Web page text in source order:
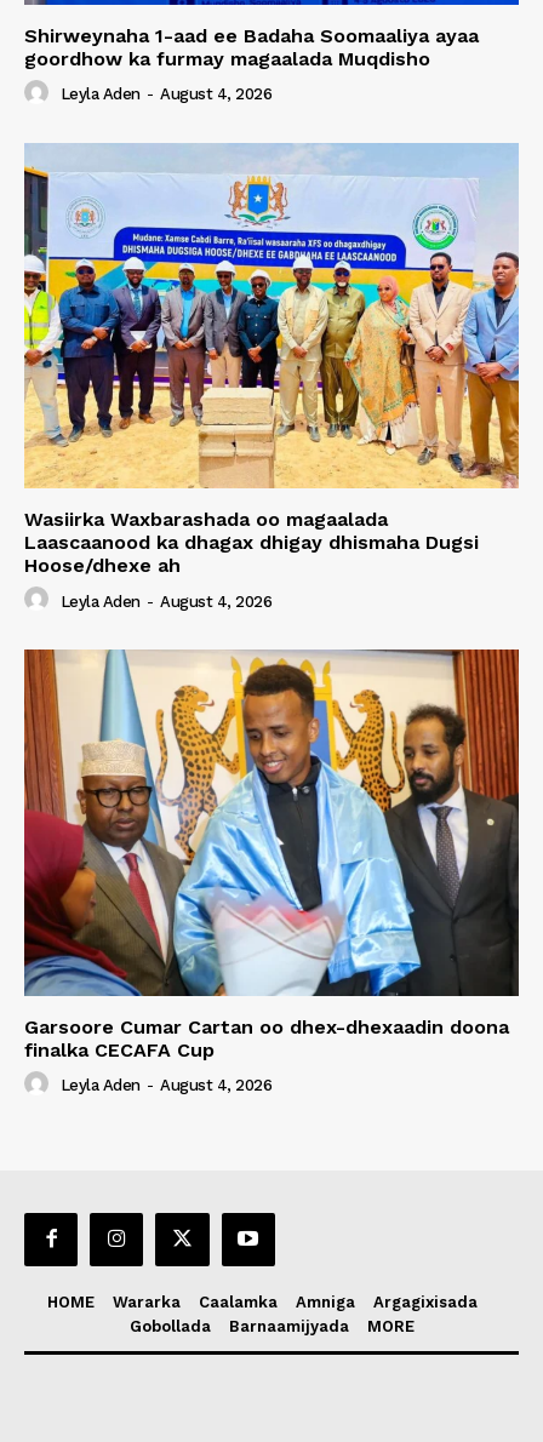
Shirweynaha 1-aad ee Badaha Soomaaliya ayaa
goordhow ka furmay magaalada Muqdisho
Leyla Aden - August 4, 2026
Wasiirka Waxbarashada oo magaalada
Laascaanood ka dhagax dhigay dhismaha Dugsi
Hoose/dhexe ah
Leyla Aden - August 4, 2026
Garsoore Cumar Cartan oo dhex-dhexaadin doona
finalka CECAFA Cup
Leyla Aden - August 4, 2026
HOME Wararka Caalamka Amniga
Argagixisada
Gobollada
Barnaamijyada MORE